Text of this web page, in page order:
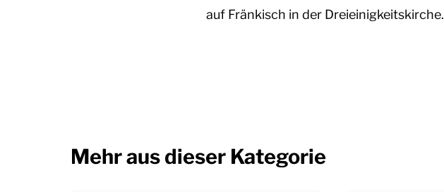
auf Fränkisch in der Dreieinigkeitskirche.
Mehr aus dieser Kategorie